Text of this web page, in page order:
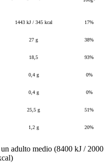
1443 kJ / 345 kcal 17%
27 g 38%
18,5 93%
0,4 g 0%
0,4 g 0%
25,5 g 51%
1,2 g 20%
adulto medio (8400 kJ / 2000